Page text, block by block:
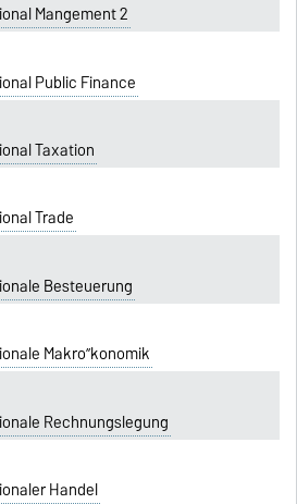
Mangement 2
Public Finance
Taxation
Trade
Besteuerung
Makro”konomik
Rechnungslegung
Handel